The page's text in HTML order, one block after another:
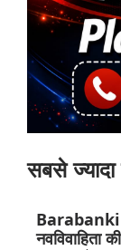
सबसे ज्यादा
नवविवाहिता